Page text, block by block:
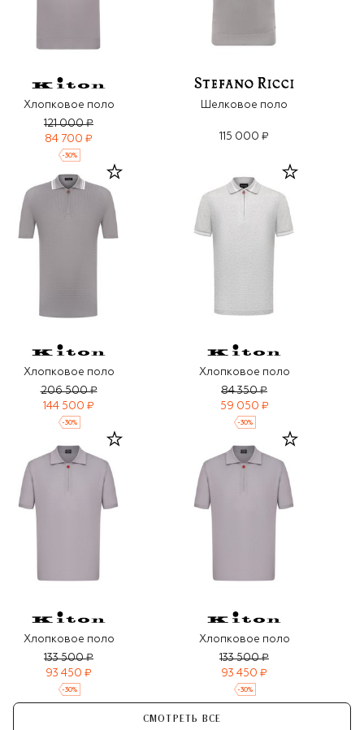
Хлопковое поло
121 000 ₽
84 700 ₽
-30%
Шелковое поло
115 000 ₽
Хлопковое поло
206 500 ₽
144 500 ₽
-30%
Хлопковое поло
84 350 ₽
59 050 ₽
-30%
Хлопковое поло
133 500 ₽
93 450 ₽
-30%
Хлопковое поло
133 500 ₽
93 450 ₽
-30%
СМОТРЕТЬ ВСЕ